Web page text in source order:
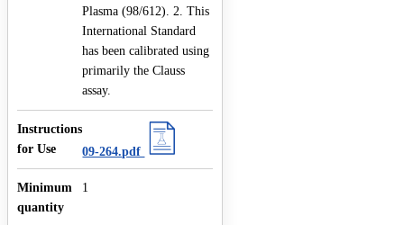
Plasma (98/612). 2. This
International Standard
has been calibrated using
primarily the Clauss
assay.
Instructions
for Use
09-264.pdf
Minimum
quantity
1